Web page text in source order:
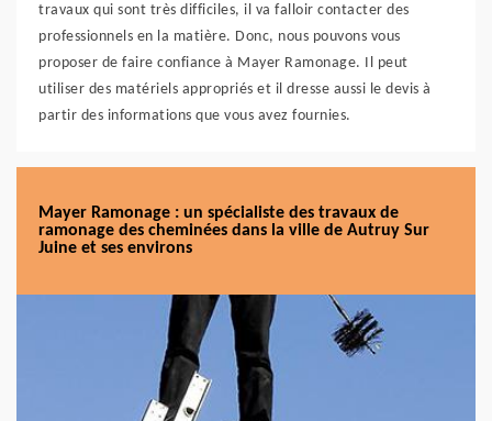
travaux qui sont très difficiles, il va falloir contacter des
professionnels en la matière. Donc, nous pouvons vous
proposer de faire confiance à Mayer Ramonage. Il peut
utiliser des matériels appropriés et il dresse aussi le devis à
partir des informations que vous avez fournies.
Mayer Ramonage : un spécialiste des travaux de
ramonage des cheminées dans la ville de Autruy Sur
Juine et ses environs